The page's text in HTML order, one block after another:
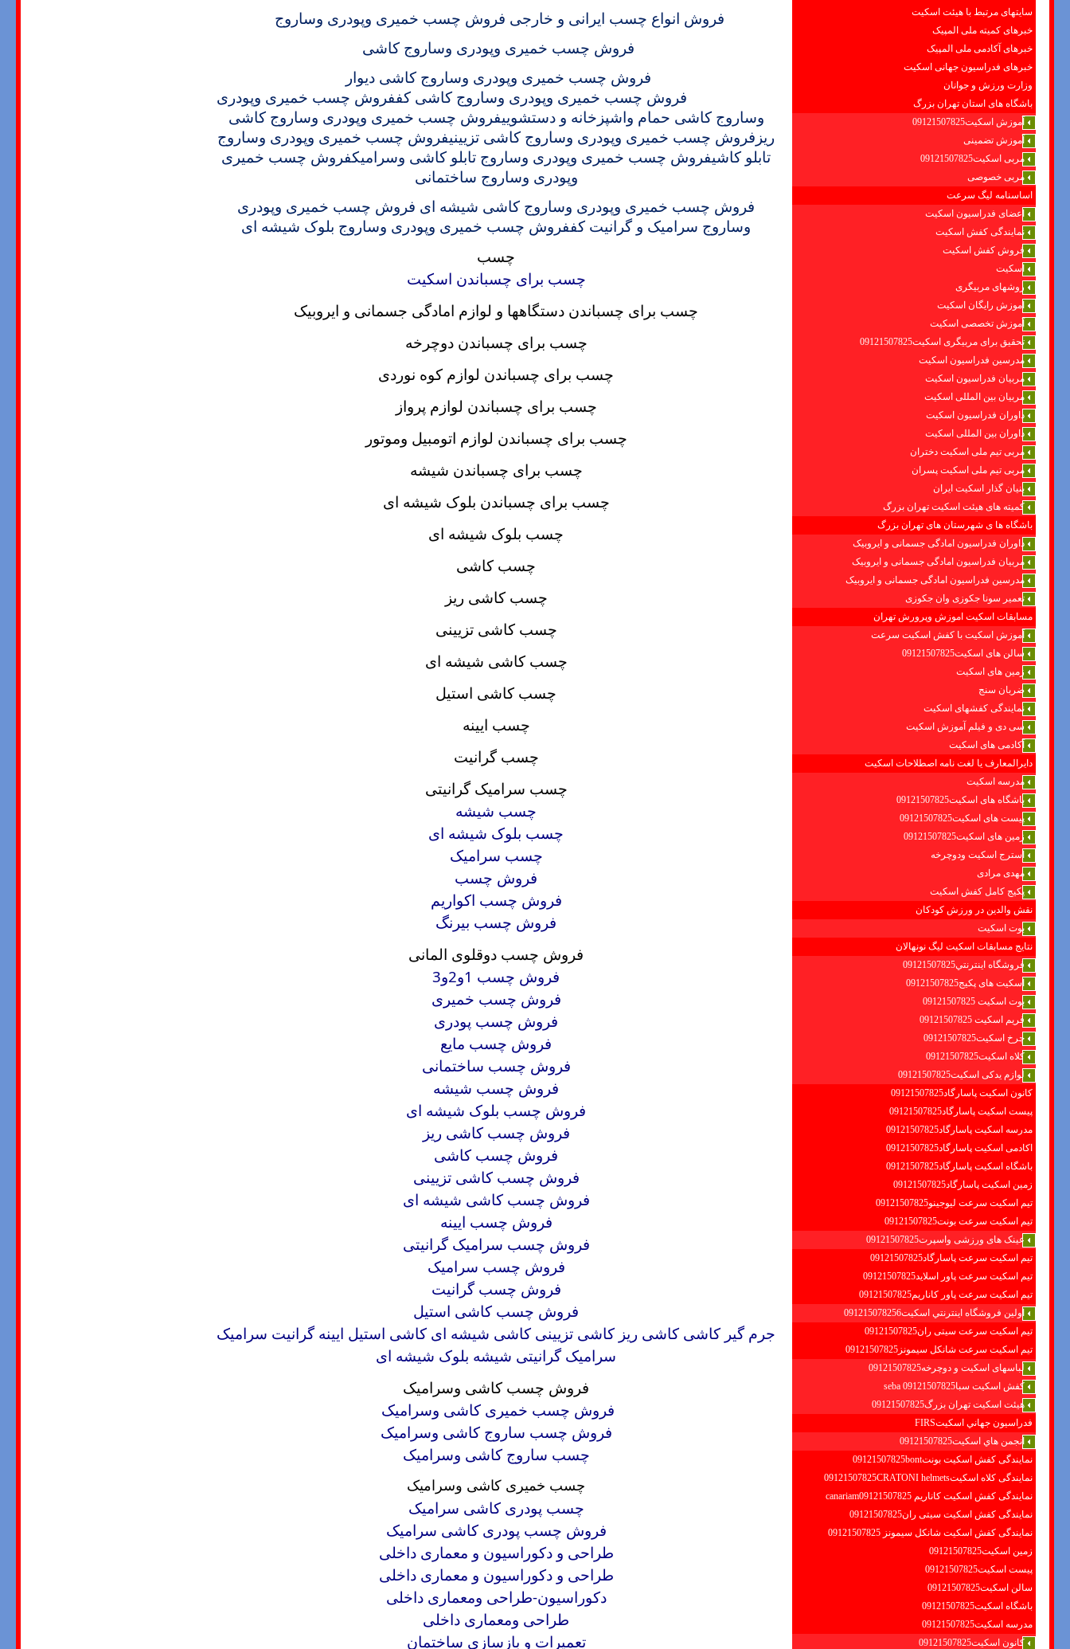
سایتهای مرتبط با هیئت اسکیت
خبرهای کمیته ملی المپیک
خبرهای آکادمی ملی المپیک
خبرهای فدراسیون جهانی اسکیت
وزارت ورزش و جوانان
باشگاه های استان تهران بزرگ
آموزش اسکیت09121507825
آموزش تضمینی
مربی اسکیت09121507825
مربی خصوصی
اساسنامه لیگ سرعت
اعضای فدراسیون اسکیت
نمایندگی کفش اسکیت
فروش کفش اسکیت
اسکیت
روشهای مربیگری
اموزش رایگان اسکیت
آموزش تخصصی اسکیت
تحقیق برای مربیگری اسکیت09121507825
مدرسین فدراسیون اسکیت
مربیان فدراسیون اسکیت
مربیان بین المللی اسکیت
داوران فدراسیون اسکیت
داوران بین المللی اسکیت
مربی تیم ملی اسکیت دختران
مربی تیم ملی اسکیت پسران
بنیان گذار اسکیت ایران
کمیته های هیئت اسکیت تهران بزرگ
باشگاه ها ی شهرستان های تهران بزرگ
داوران فدراسیون امادگی جسمانی و ایروبیک
مربیان فدراسیون امادگی جسمانی و ایروبیک
مدرسین فدراسیون امادگی جسمانی و ایروبیک
تعمیر سونا جکوزی وان جکوزی
مسابقات اسکیت اموزش وپرورش تهران
آموزش اسکیت با کفش اسکیت سرعت
سالن های اسکیت09121507825
زمین های اسکیت
ضربان سنج
نمایندگی کفشهای اسکیت
سی دی و فیلم آموزش اسکیت
آکادمی های اسکیت
دایرالمعارف یا لغت نامه اصطلاحات اسکیت
مدرسه اسکیت
باشگاه های اسکیت09121507825
پیست های اسکیت09121507825
زمین های اسکیت09121507825
استرج اسکیت ودوچرخه
مهدی مرادی
پکیج کامل کفش اسکیت
نقش والدین در ورزش کودکان
بوت اسکیت
نتایج مسابقات اسکیت لیگ نونهالان
فروشگاه اينترنتي09121507825
اسکیت های پکیج09121507825
بوت اسکیت 09121507825
فریم اسکیت 09121507825
چرخ اسکیت09121507825
کلاه اسکیت09121507825
لوازم یدکی اسکیت09121507825
کانون اسکیت پاسارگاد09121507825
پیست اسکیت پاسارگاد09121507825
مدرسه اسکیت پاسارگاد09121507825
اکادمی اسکیت پاسارگاد09121507825
باشگاه اسکیت پاسارگاد09121507825
زمین اسکیت پاسارگاد09121507825
تیم اسکیت سرعت لیوجینو09121507825
تیم اسکیت سرعت بونت09121507825
عینک های ورزشی واسپرت09121507825
تیم اسکیت سرعت پاسارگاد09121507825
تیم اسکیت سرعت پاور اسلاید09121507825
تیم اسکیت سرعت پاور کاناریم09121507825
اولين فروشگاه اينترنتي اسكيت091215078256
تیم اسکیت سرعت سیتی ران09121507825
تیم اسکیت سرعت شانکل سیمونز09121507825
لباسهای اسکیت و دوچرخه09121507825
کفش اسکیت سبا09121507825 seba
هیئت اسکیت تهران بزرگ09121507825
فدراسيون جهاني اسكيتFIRS
انجمن هاي اسكيت09121507825
نمایندگی کفش اسکیت بونت09121507825bont
نمایندگی کلاه اسکیت09121507825CRATONI helmets
نمایندگی کفش اسکیت كاناريم canariam09121507825
نمایندگی کفش اسکیت سیتی ران09121507825
نمایندگی کفش اسکیت شانكل سيمونز 09121507825
زمین اسکیت09121507825
پیست اسکیت09121507825
سالن اسکیت09121507825
باشگاه اسکیت09121507825
مدرسه اسکیت09121507825
کانون اسکیت09121507825
فروش انواع چسب ایرانی و خارجی فروش چسب خمیری وپودری وساروج
فروش چسب خمیری وپودری وساروج کاشی
فروش چسب خمیری وپودری وساروج کاشی دیوار
فروش چسب خمیری وپودری وساروج کاشی کففروش چسب خمیری وپودری
وساروج کاشی حمام واشپزخانه و دستشوییفروش چسب خمیری وپودری وساروج کاشی
ریز فروش چسب خمیری وپودری وساروج کاشی تزیینیفروش چسب خمیری وپودری وساروج
تابلو کاشیفروش چسب خمیری وپودری وساروج تابلو کاشی وسرامیکفروش چسب خمیری
وپودری وساروج ساختمانی
فروش چسب خمیری وپودری وساروج کاشی شیشه ای فروش چسب خمیری وپودری
وساروج سرامیک و گرانیت کففروش چسب خمیری وپودری وساروج بلوک شیشه ای
چسب
چسب برای چسباندن اسکیت
چسب برای چسباندن دستگاهها و لوازم امادگی جسمانی و ایروبیک
چسب برای چسباندن دوچرخه
چسب برای چسباندن لوازم کوه نوردی
چسب برای چسباندن لوازم پرواز
چسب برای چسباندن لوازم اتومبیل وموتور
چسب برای چسباندن شیشه
چسب برای چسباندن بلوک شیشه ای
چسب بلوک شیشه ای
چسب کاشی
چسب کاشی ریز
چسب کاشی تزیینی
چسب کاشی شیشه ای
چسب کاشی استیل
چسب ایینه
چسب گرانیت
چسب سرامیک گرانیتی
چسب شیشه
چسب بلوک شیشه ای
چسب سرامیک
فروش چسب
فروش چسب اکواریم
فروش چسب بیرنگ
فروش چسب دوقلوی المانی
فروش چسب 1و2و3
فروش چسب خمیری
فروش چسب پودری
فروش چسب مایع
فروش چسب ساختمانی
فروش چسب شیشه
فروش چسب بلوک شیشه ای
فروش چسب کاشی ریز
فروش چسب کاشی
فروش چسب کاشی تزیینی
فروش چسب کاشی شیشه ای
فروش چسب ایینه
فروش چسب سرامیک گرانیتی
فروش چسب سرامیک
فروش چسب گرانیت
فروش چسب کاشی استیل
جرم گیر کاشی کاشی ریز کاشی تزیینی کاشی شیشه ای کاشی استیل ایینه گرانیت سرامیک
سرامیک گرانیتی شیشه بلوک شیشه ای
فروش چسب کاشی وسرامیک
فروش چسب خمیری کاشی وسرامیک
فروش چسب ساروج کاشی وسرامیک
چسب ساروج کاشی وسرامیک
چسب خمیری کاشی وسرامیک
چسب پودری کاشی سرامیک
فروش چسب پودری کاشی سرامیک
طراحی و دکوراسیون و معماری داخلی
طراحی و دکوراسیون و معماری داخلی
دکوراسیون-طراحی ومعماری داخلی
طراحی ومعماری داخلی
تعمیرات و بازسازی ساختمان